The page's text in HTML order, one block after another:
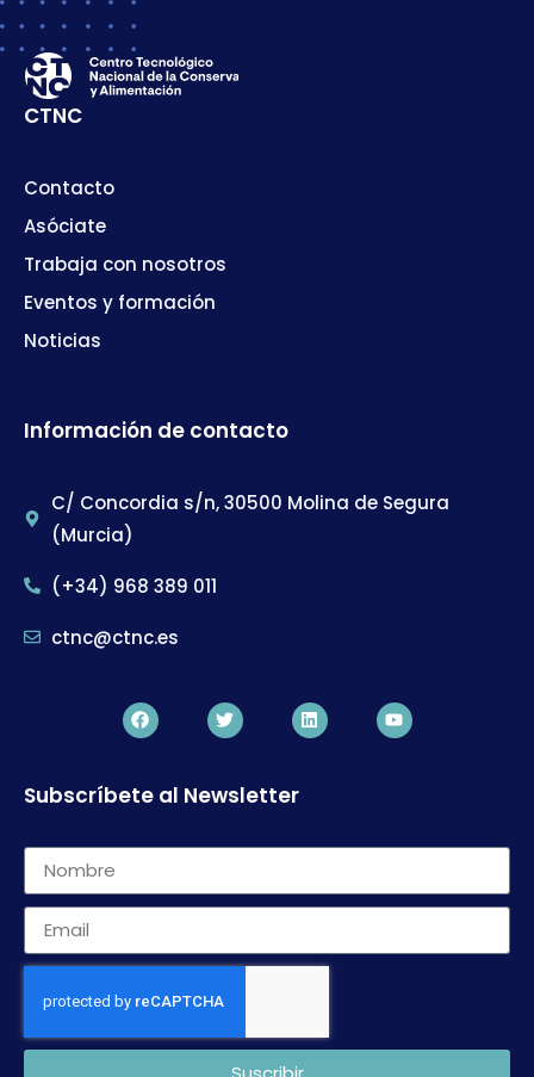
CTNC
Contacto
Asóciate
Trabaja con nosotros
Eventos y formación
Noticias
Información de contacto
C/ Concordia s/n, 30500 Molina de Segura
(Murcia)
(+34) 968 389 011
ctnc@ctnc.es
Subscríbete al Newsletter